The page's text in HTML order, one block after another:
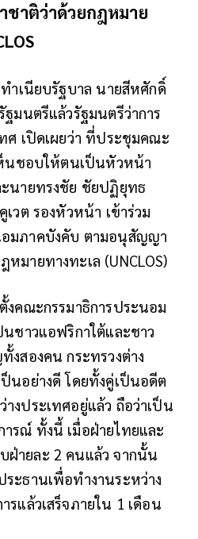
าติว่าด้วยกฎหมาย
าเนียบรัฐบาล นายสีหศักดิ์​
ฐมนตรีแล้วรัฐมนตรีว่าการ
ศ เปิดเผยว่า ที่ประชุมคณะ
นชอบให้ตนเป็นหัวหน้า
นายทรงชัย ชัยปฏิยุทธ​
วต รองหัวหน้า เข้าร่วม
มภาคบังคับ ตามอนุสัญญา
มายทางทะเล (UNCLOS)
งคณะกรรมาธิการประนอม
ชาวแอฟริกาใต้และชาว
งสองคน กระทรวงต่าง
นอย่างดี โดยทั้งคู่เป็นอดีต
งประเทศอยู่แล้ว ถือว่าเป็น
รณ์ ทั้งนี้ เมื่อฝ่ายไทยและ
ายละ 2 คนแล้ว จากนั้น
ะธานเพื่อทํางานระหว่าง
รแล้วเสร็จภายใน 1 เดือน